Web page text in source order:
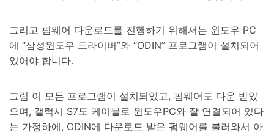
그리고 펌웨어 다운로드를 진행하기 위해서는 윈도우 PC
에 “삼성윈도우 드라이버”와 “ODIN” 프로그램이 설치되어
있어야 합니다.
그럼 이 모든 프로그램이 설치되었고, 펌웨어도 다운 받았
으며, 갤럭시 S7도 케이블로 윈도우PC와 잘 연결되어 있다
는 가정하에, ODIN에 다운로드 받은 펌웨어를 불러와서 아